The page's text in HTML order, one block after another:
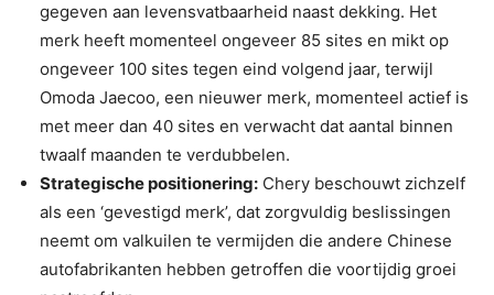
gegeven aan levensvatbaarheid naast dekking. Het
merk heeft momenteel ongeveer 85 sites en mikt op
ongeveer 100 sites tegen eind volgend jaar, terwijl
Omoda Jaecoo, een nieuwer merk, momenteel actief is
met meer dan 40 sites en verwacht dat aantal binnen
twaalf maanden te verdubbelen.
Strategische positionering: Chery beschouwt zichzelf
als een ‘gevestigd merk’, dat zorgvuldig beslissingen
neemt om valkuilen te vermijden die andere Chinese
autofabrikanten hebben getroffen die voortijdig groei